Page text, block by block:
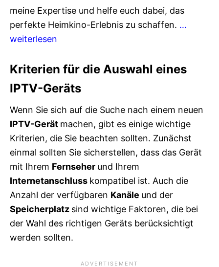
meine Expertise und helfe euch dabei, das
perfekte Heimkino-Erlebnis zu schaffen. …
weiterlesen
Kriterien für die Auswahl eines
IPTV-Geräts
Wenn Sie sich auf die Suche nach einem neuen
IPTV-Gerät machen, gibt es einige wichtige
Kriterien, die Sie beachten sollten. Zunächst
einmal sollten Sie sicherstellen, dass das Gerät
mit Ihrem Fernseher und Ihrem
Internetanschluss kompatibel ist. Auch die
Anzahl der verfügbaren Kanäle und der
Speicherplatz sind wichtige Faktoren, die bei
der Wahl des richtigen Geräts berücksichtigt
werden sollten.